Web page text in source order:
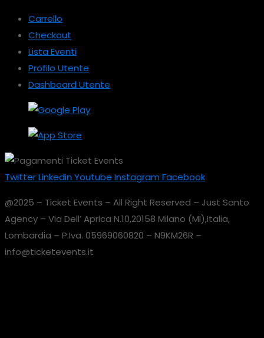
Carrello
Checkout
Lista Eventi
Profilo Utente
Dashboard Utente
TwitterLinkedin Youtube Instagram Facebook
@2025 – Ticket Events – All Right Reserved – Just Santo
Agency – Via Dell’ Aprica N.10,20158 Milano (MI),Italia,
Lombardia – P.Iva. 05969060820 – N9KM26R –
info@ticketevents.it